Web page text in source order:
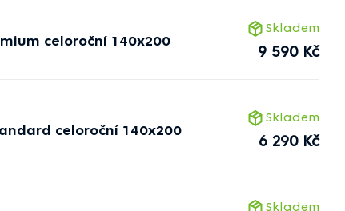
celoroční 140x200
Skladem
9 590 Kč
celoroční 140x200
Skladem
6 290 Kč
Skladem